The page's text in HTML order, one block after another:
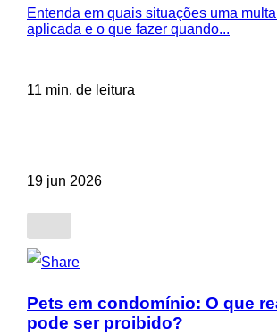
Entenda em quais situações uma
aplicada e o que fazer quando...
11 min. de leitura
19 jun 2026
Pets em condomínio: O que
pode ser proibido?